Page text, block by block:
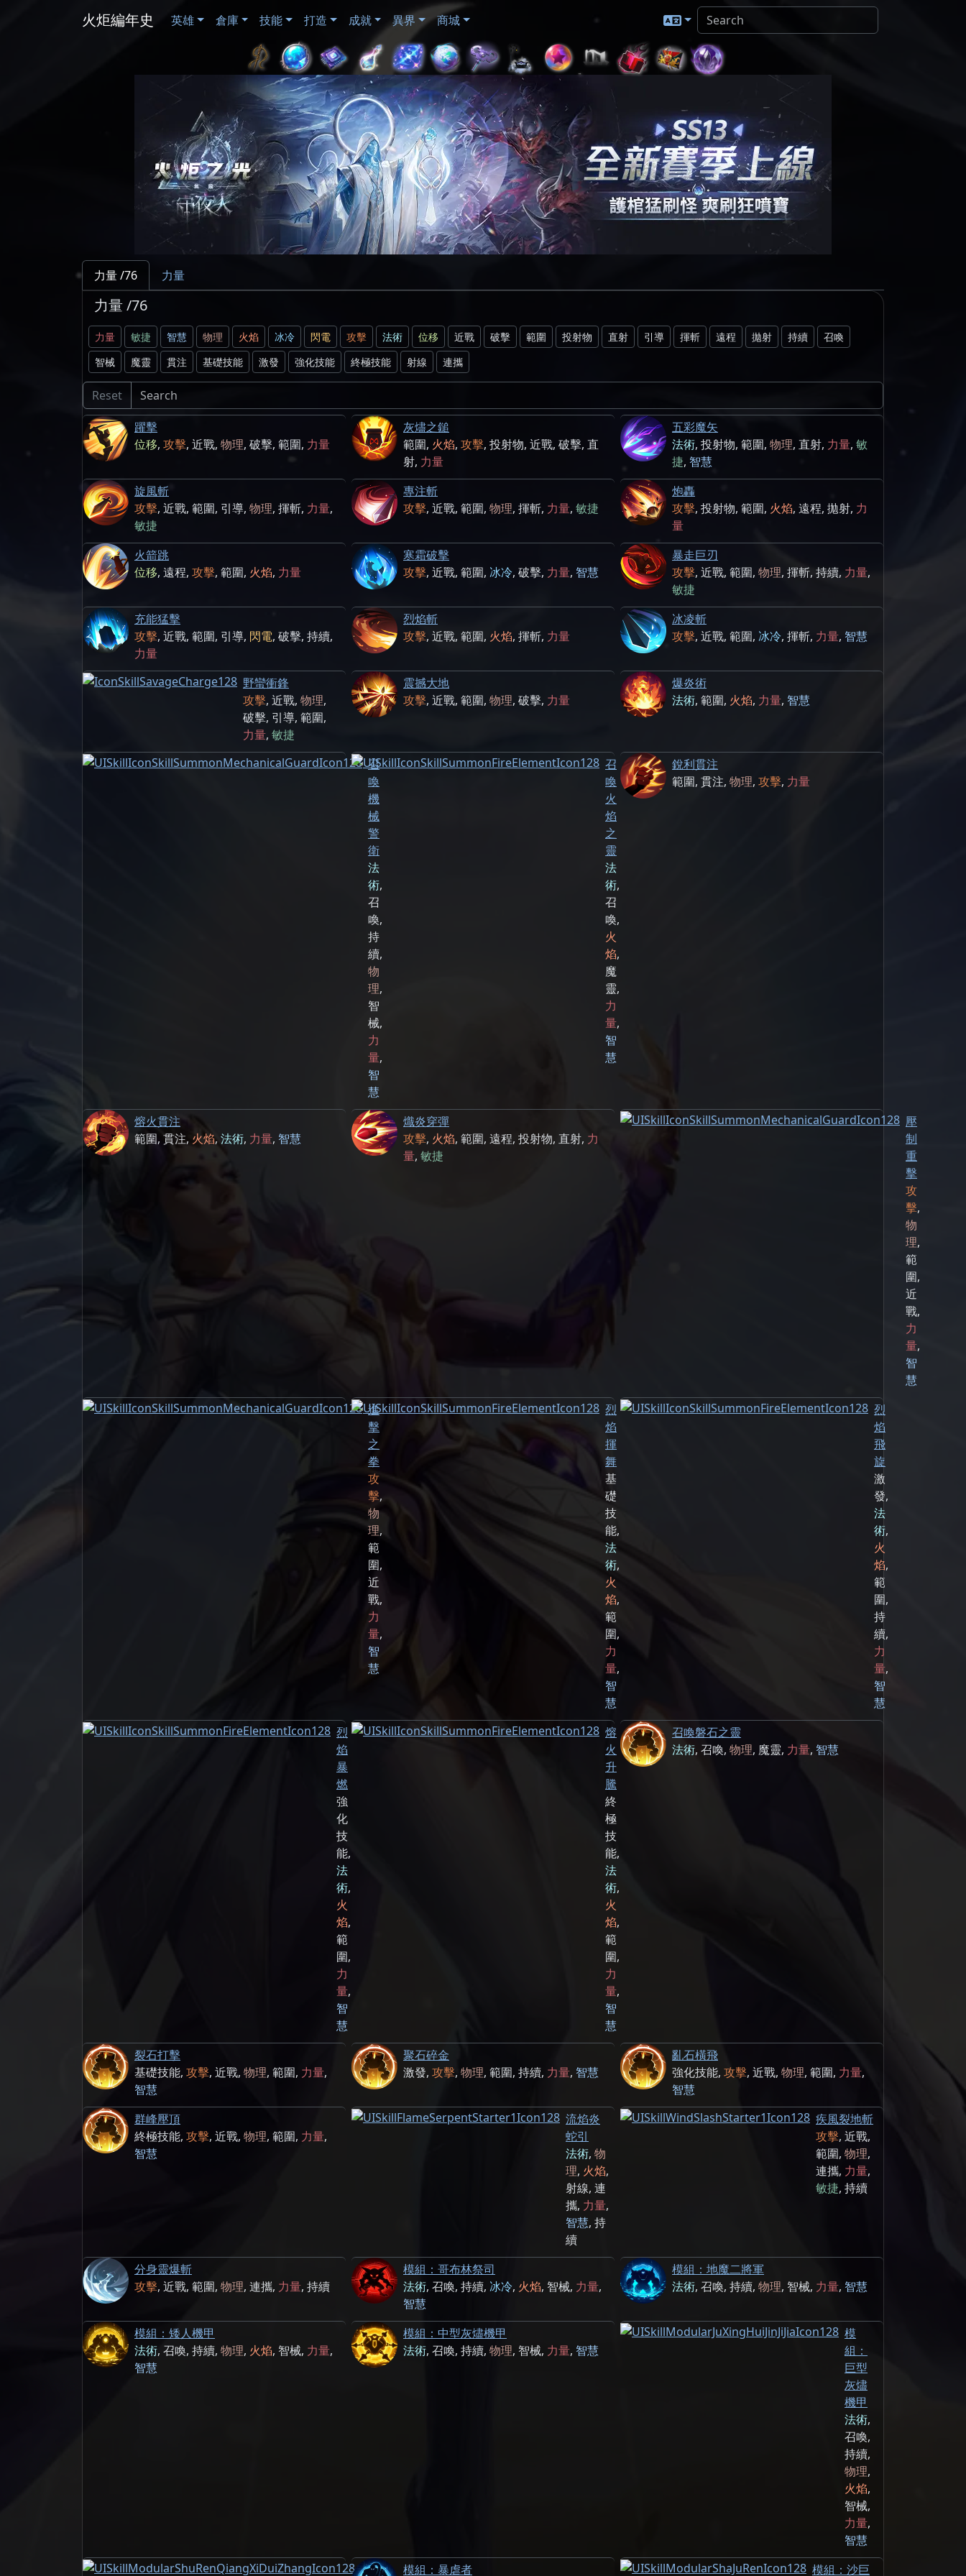
火炬編年史 英雄 倉庫 技能 打造 成就 異界 商城
力量 /76 力量
力量 /76
力量 敏捷 智慧 物理 火焰 冰冷 閃電 攻擊 法術 位移 近戰 破擊 範圍 投射物 直射 引導 揮斬 遠程 拋射 持續
召喚
智械
魔靈 貫注 基礎技能 激發 強化技能 終極技能 射線 連攜
Reset
躍擊
位移, 攻擊, 近戰, 物理, 破擊, 範圍, 力量
灰燼之鎚
範圍, 火焰, 攻擊, 投射物, 近戰, 破擊, 直
射, 力量
五彩魔矢
法術, 投射物, 範圍, 物理, 直射, 力量, 敏
捷, 智慧
旋風斬
攻擊, 近戰, 範圍, 引導, 物理, 揮斬, 力量,
敏捷
專注斬
攻擊, 近戰, 範圍, 物理, 揮斬, 力量, 敏捷
炮轟
攻擊, 投射物, 範圍, 火焰, 遠程, 拋射, 力
量
火箭跳
位移, 遠程, 攻擊, 範圍, 火焰, 力量
寒霜破擊
攻擊, 近戰, 範圍, 冰冷, 破擊, 力量, 智慧
暴走巨刃
攻擊, 近戰, 範圍, 物理, 揮斬, 持續, 力量,
敏捷
充能猛擊
攻擊, 近戰, 範圍, 引導, 閃電, 破擊, 持續,
力量
烈焰斬
攻擊, 近戰, 範圍, 火焰, 揮斬, 力量
冰凌斬
攻擊, 近戰, 範圍, 冰冷, 揮斬, 力量, 智慧
野蠻衝鋒
攻擊, 近戰, 物理,
破擊, 引導, 範圍,
力量, 敏捷
震撼大地
攻擊, 近戰, 範圍, 物理, 破擊, 力量
爆炎術
法術, 範圍, 火焰, 力量, 智慧
召
喚
機
械
警
衛
法
術,
召
喚,
持
續,
物
理,
智
械,
力
量,
智
慧
召
喚
火
焰
之
靈
法
術,
召
喚,
火
焰,
魔
靈,
力
量,
智
慧
銳利貫注
範圍, 貫注, 物理, 攻擊, 力量
熔火貫注
範圍, 貫注, 火焰, 法術, 力量, 智慧
熾炎穿彈
攻擊, 火焰, 範圍, 遠程, 投射物, 直射, 力
量, 敏捷
壓
制
重
擊
攻
擊,
物
理,
範
圍,
近
戰,
力
量,
智
慧
進
擊
之
拳
攻
擊,
物
理,
範
圍,
近
戰,
力
量,
智
慧
烈
焰
揮
舞
基
礎
技
能,
法
術,
火
焰,
範
圍,
力
量,
智
慧
烈
焰
飛
旋
激
發,
法
術,
火
焰,
範
圍,
持
續,
力
量,
智
慧
烈
焰
暴
燃
強
化
技
能,
法
術,
火
焰,
範
圍,
力
量,
智
慧
熔
火
升
騰
終
極
技
能,
法
術,
火
焰,
範
圍,
力
量,
智
慧
召喚磐石之靈
法術, 召喚, 物理, 魔靈, 力量, 智慧
裂石打擊
基礎技能, 攻擊, 近戰, 物理, 範圍, 力量,
智慧
聚石碎金
激發, 攻擊, 物理, 範圍, 持續, 力量, 智慧
亂石橫飛
強化技能, 攻擊, 近戰, 物理, 範圍, 力量,
智慧
群峰壓頂
終極技能, 攻擊, 近戰, 物理, 範圍, 力量,
智慧
流焰炎
蛇引
法術, 物
理, 火焰,
射線, 連
攜, 力量,
智慧, 持
續
疾風裂地斬
攻擊, 近戰,
範圍, 物理,
連攜, 力量,
敏捷, 持續
分身靈爆斬
攻擊, 近戰, 範圍, 物理, 連攜, 力量, 持續
模組：哥布林祭司
法術, 召喚, 持續, 冰冷, 火焰, 智械, 力量,
智慧
模組：地魔二將軍
法術, 召喚, 持續, 物理, 智械, 力量, 智慧
模組：矮人機甲
法術, 召喚, 持續, 物理, 火焰, 智械, 力量,
智慧
模組：中型灰燼機甲
法術, 召喚, 持續, 物理, 智械, 力量, 智慧
模
組：
巨型
灰燼
機甲
法術,
召喚,
持續,
物理,
火焰,
智械,
力量,
智慧
模
模組：暴虐者 模組：沙巨